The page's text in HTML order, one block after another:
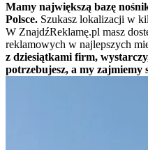
Mamy największą bazę
Polsce. Szukasz lokalizacji w
W ZnajdźReklamę.pl masz
reklamowych w najlepszych
z dziesiątkami firm,
potrzebujesz, a my zajmiemy